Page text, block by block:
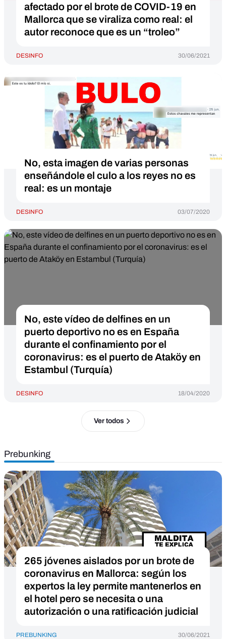
afectado por el brote de COVID-19 en
Mallorca que se viraliza como real: el
autor reconoce que es un “troleo”
DESINFO 30/06/2021
No, esta imagen de varias personas
enseñándole el culo a los reyes no es
real: es un montaje
DESINFO 03/07/2020
No, este vídeo de delfines en un
puerto deportivo no es en España
durante el confinamiento por el
coronavirus: es el puerto de Ataköy en
Estambul (Turquía)
DESINFO 18/04/2020
Ver todos
Prebunking
265 jóvenes aislados por un brote de
coronavirus en Mallorca: según los
expertos la ley permite mantenerlos en
el hotel pero se necesita o una
autorización o una ratificación judicial
PREBUNKING 30/06/2021